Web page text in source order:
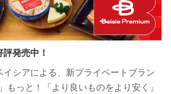
発売中！
イシアによる、新プライベートブラン
もっと！「より良いものをより安く」